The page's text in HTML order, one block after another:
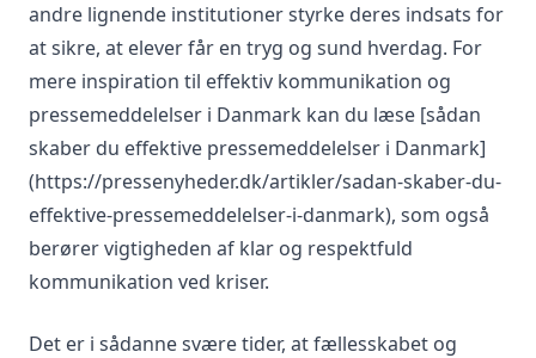
andre lignende institutioner styrke deres indsats for
at sikre, at elever får en tryg og sund hverdag. For
mere inspiration til effektiv kommunikation og
pressemeddelelser i Danmark kan du læse [sådan
skaber du effektive pressemeddelelser i Danmark]
(https://pressenyheder.dk/artikler/sadan-skaber-du-
effektive-pressemeddelelser-i-danmark), som også
berører vigtigheden af klar og respektfuld
kommunikation ved kriser.
Det er i sådanne svære tider, at fællesskabet og